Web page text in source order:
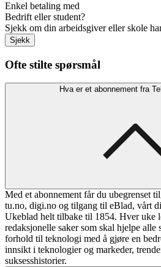
Enkel betaling med
Bedrift eller student?
Sjekk om din arbeidsgiver eller skole
Sjekk
Ofte stilte spørsmål
Hva er et abonnement fra
Med et abonnement får du ubegrenset
tu.no, digi.no og tilgang til eBlad, vårt
Ukeblad helt tilbake til 1854. Hver uke
redaksjonelle saker som skal hjelpe alle
forhold til teknologi med å gjøre en
innsikt i teknologier og markeder,
suksesshistorier.